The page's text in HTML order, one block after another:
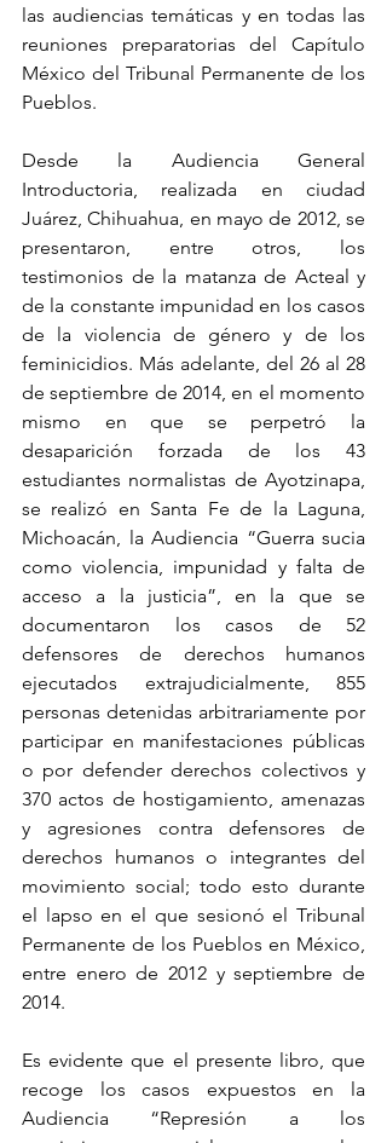
las audiencias temáticas y en todas las
reuniones preparatorias del Capítulo
México del Tribunal Permanente de los
Pueblos.
Desde la Audiencia General
Introductoria, realizada en ciudad
Juárez, Chihuahua, en mayo de 2012, se
presentaron, entre otros, los
testimonios de la matanza de Acteal y
de la constante impunidad en los casos
de la violencia de género y de los
feminicidios. Más adelante, del 26 al 28
de septiembre de 2014, en el momento
mismo en que se perpetró la
desaparición forzada de los 43
estudiantes normalistas de Ayotzinapa,
se realizó en Santa Fe de la Laguna,
Michoacán, la Audiencia “Guerra sucia
como violencia, impunidad y falta de
acceso a la justicia”, en la que se
documentaron los casos de 52
defensores de derechos humanos
ejecutados extrajudicialmente, 855
personas detenidas arbitrariamente por
participar en manifestaciones públicas
o por defender derechos colectivos y
370 actos de hostigamiento, amenazas
y agresiones contra defensores de
derechos humanos o integrantes del
movimiento social; todo esto durante
el lapso en el que sesionó el Tribunal
Permanente de los Pueblos en México,
entre enero de 2012 y septiembre de
2014.
Es evidente que el presente libro, que
recoge los casos expuestos en la
Audiencia “Represión a los